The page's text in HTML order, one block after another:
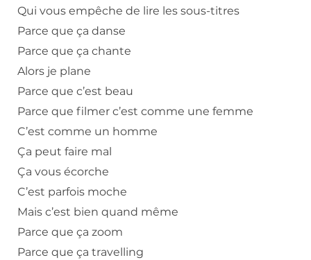
Qui vous empêche de lire les sous-titres
Parce que ça danse
Parce que ça chante
Alors je plane
Parce que c’est beau
Parce que filmer c’est comme une femme
C’est comme un homme
Ça peut faire mal
Ça vous écorche
C’est parfois moche
Mais c’est bien quand même
Parce que ça zoom
Parce que ça travelling